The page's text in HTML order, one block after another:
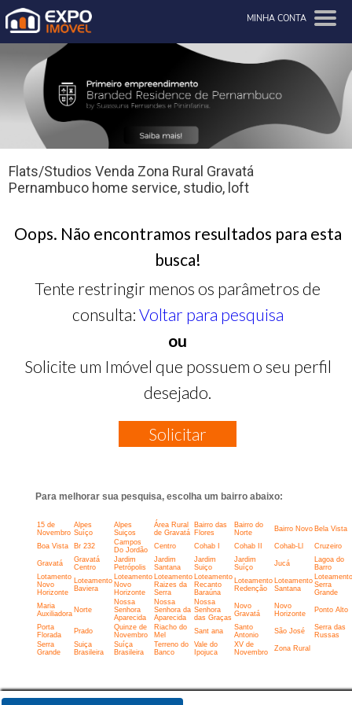
MINHA CONTA
Flats/Studios Venda Zona Rural Gravatá
Pernambuco home service, studio, loft
Oops. Não encontramos resultados para esta
busca!
Tente restringir menos os parâmetros de
consulta: Voltar para pesquisa
ou
Solicite um Imóvel que possuem o seu perfil
desejado.
Solicitar
Para melhorar sua pesquisa, escolha um bairro abaixo:
15 de
Novembro
Alpes
Suíço
Alpes
Suiços
Área Rural
de Gravatá
Bairro das
Flores
Bairro do
Norte
Bairro Novo Bela Vista
Boa Vista Br 232
Campos
Do Jordão
Centro Cohab I Cohab II Cohab-Ll Cruzeiro
Gravatá
Gravatá
Centro
Jardim
Petrópolis
Jardim
Santana
Jardim
Suiço
Jardim
Suíço
Jucá
Lagoa do
Barro
Lotamento
Novo
Horizonte
Loteamento
Baviera
Loteamento
Novo
Horizonte
Loteamento
Raizes da
Serra
Loteamento
Recanto
Baraúna
Loteamento
Redenção
Loteamento
Santana
Loteamento
Serra
Grande
Maria
Auxiliadora Norte
Nossa
Senhora
Aparecida
Nossa
Senhora da
Aparecida
Nossa
Senhora
das Graças
Novo
Gravatá
Novo
Horizonte
Ponto Alto
Porta
Florada
Prado
Quinze de
Novembro
Riacho do
Mel
Sant ana
Santo
Antonio
São José
Serra das
Russas
Serra
Grande
Suiça
Brasileira
Suíça
Brasileira
Terreno do
Banco
Vale do
Ipojuca
XV de
Novembro
Zona Rural